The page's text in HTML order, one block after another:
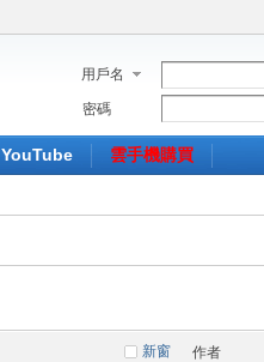
用戶名
密碼
YouTube
雲手機購買
新窗 作者